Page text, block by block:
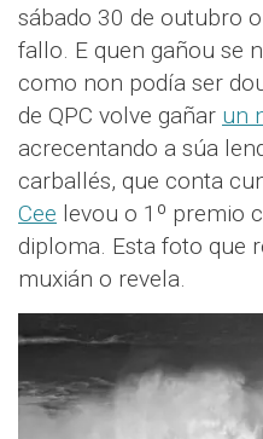
sábado 30 de outubro
fallo. E quen gañou se
como non podía ser
de QPC volve gañar un
acrecentando a súa
carballés, que conta
Cee levou o 1º premio
diploma. Esta foto que
muxián o revela.